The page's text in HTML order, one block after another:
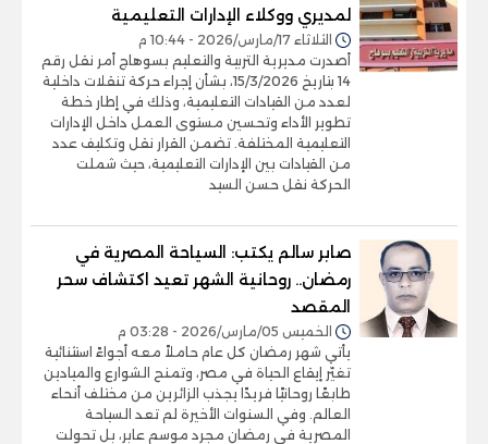
لمديري ووكلاء الإدارات التعليمية
الثلاثاء 17/مارس/2026 - 10:44 م
أصدرت مديرية التربية والتعليم بسوهاج أمر نقل رقم
14 بتاريخ 15/3/2026، بشأن إجراء حركة تنقلات داخلية
لعدد من القيادات التعليمية، وذلك في إطار خطة
تطوير الأداء وتحسين مستوى العمل داخل الإدارات
التعليمية المختلفة. تضمن القرار نقل وتكليف عدد
من القيادات بين الإدارات التعليمية، حيث شملت
الحركة نقل حسن السيد
صابر سالم يكتب: السياحة المصرية في
رمضان.. روحانية الشهر تعيد اكتشاف سحر
المقصد
الخميس 05/مارس/2026 - 03:28 م
يأتي شهر رمضان كل عام حاملاً معه أجواءً استثنائية
تغيّر إيقاع الحياة في مصر، وتمنح الشوارع والميادين
طابعًا روحانيًا فريدًا يجذب الزائرين من مختلف أنحاء
العالم. وفي السنوات الأخيرة لم تعد السياحة
المصرية في رمضان مجرد موسم عابر، بل تحولت